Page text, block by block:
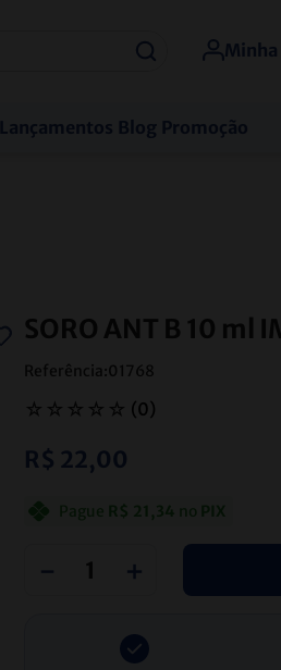
Minha
Lançamentos Blog Promoção
SORO ANT B 10 ml
Referência :01768
☆ ☆ ☆ ☆ ☆ (0)
R$ 22,00
Pague R$ 21 , 34 no PIX
＋
－